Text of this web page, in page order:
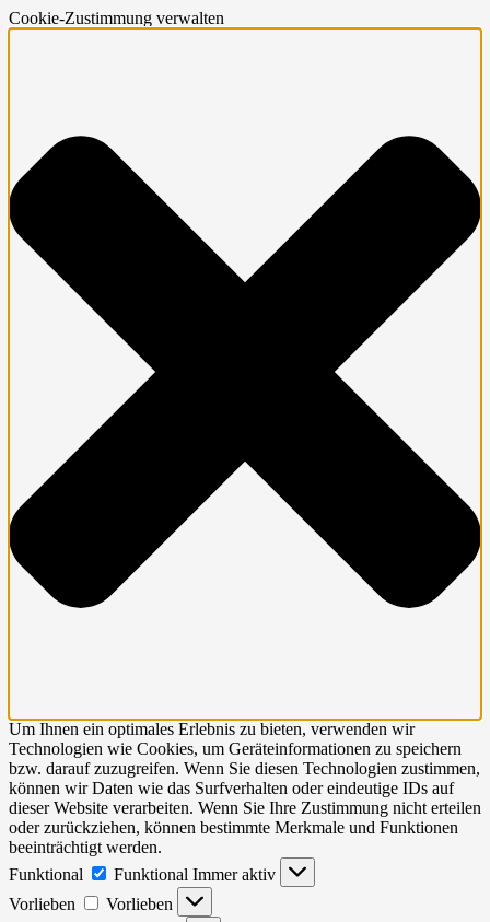
Cookie-Zustimmung verwalten
Um Ihnen ein optimales Erlebnis zu bieten, verwenden wir
Technologien wie Cookies, um Geräteinformationen zu speichern
bzw. darauf zuzugreifen. Wenn Sie diesen Technologien zustimmen,
können wir Daten wie das Surfverhalten oder eindeutige IDs auf
dieser Website verarbeiten. Wenn Sie Ihre Zustimmung nicht erteilen
oder zurückziehen, können bestimmte Merkmale und Funktionen
beeinträchtigt werden.
Funktional
Funktional Immer aktiv
Vorlieben
Vorlieben